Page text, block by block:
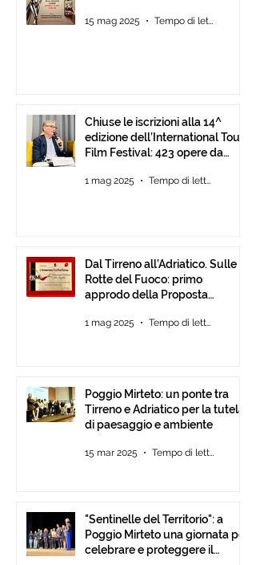
15 mag 2025 Tempo di lettura: 2 min
Chiuse le iscrizioni alla 14^
edizione dell’International Tour
Film Festival: 423 opere da
1 mag 2025 Tempo di lettura: 1 min
Dal Tirreno all’Adriatico. Sulle
Rotte del Fuoco: primo
approdo della Proposta
1 mag 2025 Tempo di lettura: 3 min
Poggio Mirteto: un ponte tra
Tirreno e Adriatico per la tutela
di paesaggio e ambiente
15 mar 2025 Tempo di lettura: 2 min
"Sentinelle del Territorio": a
Poggio Mirteto una giornata per
celebrare e proteggere il